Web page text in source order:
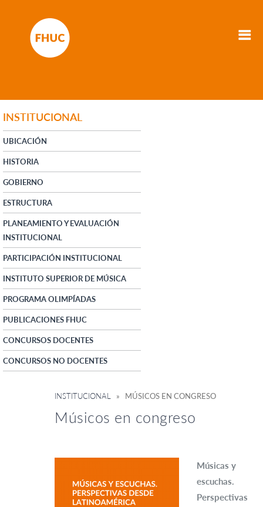
INSTITUCIONAL
UBICACIÓN
HISTORIA
GOBIERNO
ESTRUCTURA
PLANEAMIENTO Y EVALUACIÓN
INSTITUCIONAL
PARTICIPACIÓN INSTITUCIONAL
INSTITUTO SUPERIOR DE MÚSICA
PROGRAMA OLIMPÍADAS
PUBLICACIONES FHUC
CONCURSOS DOCENTES
CONCURSOS NO DOCENTES
INSTITUCIONAL » MÚSICOS EN CONGRESO
Músicos en congreso
Músicas y
escuchas.
Perspectivas